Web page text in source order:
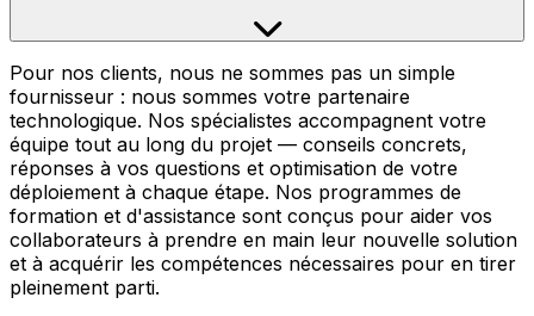
Pour nos clients, nous ne sommes pas un simple
fournisseur : nous sommes votre partenaire
technologique. Nos spécialistes accompagnent votre
équipe tout au long du projet — conseils concrets,
réponses à vos questions et optimisation de votre
déploiement à chaque étape. Nos programmes de
formation et d'assistance sont conçus pour aider vos
collaborateurs à prendre en main leur nouvelle solution
et à acquérir les compétences nécessaires pour en tirer
pleinement parti.